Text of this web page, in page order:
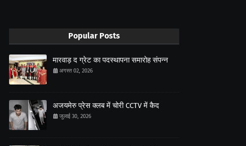
Popular Posts
मारवाड़ द ग्रेट का पदस्थापना समारोह संपन्न
अगस्त 02, 2026
अजयमेरु प्रेस क्लब में चोरी CCTV में कैद
जुलाई 30, 2026